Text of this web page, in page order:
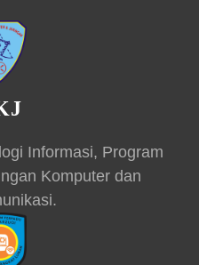
Informasi, Program
Komputer dan